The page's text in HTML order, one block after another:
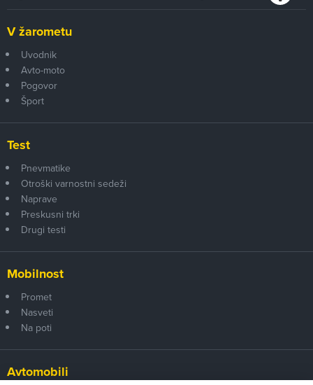
V žarometu
Uvodnik
Avto-moto
Pogovor
Šport
Test
Pnevmatike
Otroški varnostni sedeži
Naprave
Preskusni trki
Drugi testi
Mobilnost
Promet
Nasveti
Na poti
Avtomobili